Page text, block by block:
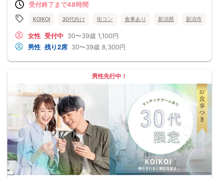
受付終了まで48時間
KOIKOI 30代向け 街コン 食事あり 新潟県 新潟市
女性 受付中 30〜39歳 1,100円
男性 残り2席 30〜39歳 8,300円
男性先行中！